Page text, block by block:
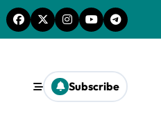
Subscribe